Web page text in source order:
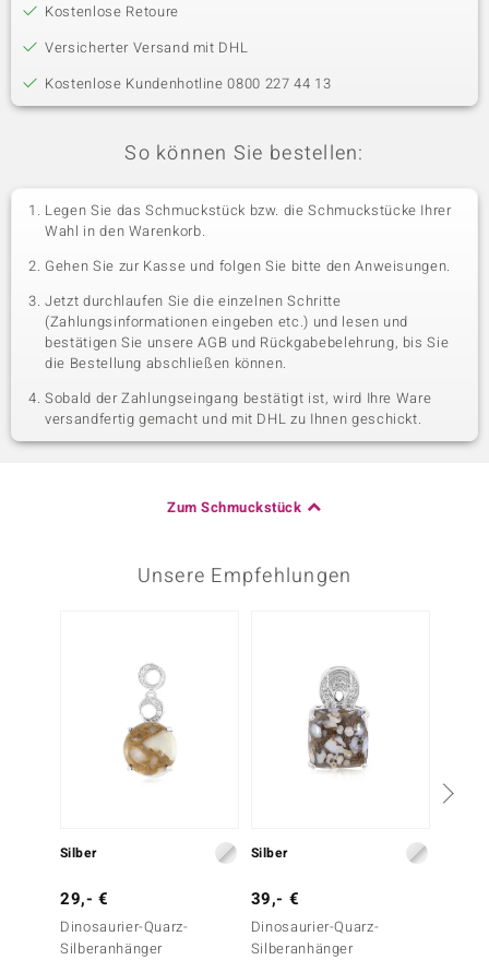
Kostenlose Retoure
Versicherter Versand mit DHL
Kostenlose Kundenhotline 0800 227 44 13
So können Sie bestellen:
Legen Sie das Schmuckstück bzw. die Schmuckstücke Ihrer
Wahl in den Warenkorb.
Gehen Sie zur Kasse und folgen Sie bitte den Anweisungen.
Jetzt durchlaufen Sie die einzelnen Schritte
(Zahlungsinformationen eingeben etc.) und lesen und
bestätigen Sie unsere AGB und Rückgabebelehrung, bis Sie
die Bestellung abschließen können.
Sobald der Zahlungseingang bestätigt ist, wird Ihre Ware
versandfertig gemacht und mit DHL zu Ihnen geschickt.
Zum Schmuckstück
Unsere Empfehlungen
Silber
29,- €
Dinosaurier-Quarz-
Silberanhänger
Silber
39,- €
Dinosaurier-Quarz-
Silberanhänger